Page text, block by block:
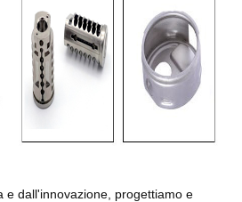
e dall'innovazione, progettiamo e